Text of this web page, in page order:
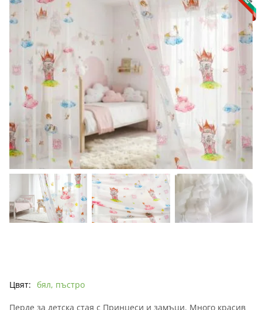
Цвят: бял, пъстро
Перде за детска стая с Принцеси и замъци. Много красив